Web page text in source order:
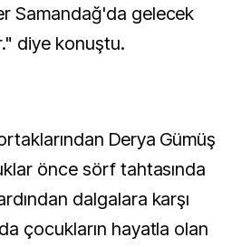
Samandağ'da gelecek
diye konuştu.
Derya Gümüş
önce sörf tahtasında
dalgalara karşı
çocukların hayatla olan